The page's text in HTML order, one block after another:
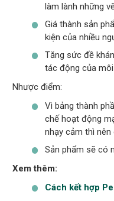
làm lành những
Giá thành sản
kiện của nhiều
Tăng sức đề
tác động của
Nhược điểm:
Vì bảng thành
chế hoạt động
nhạy cảm thì
Sản phẩm sẽ có
Xem thêm:
Cách kết hợp